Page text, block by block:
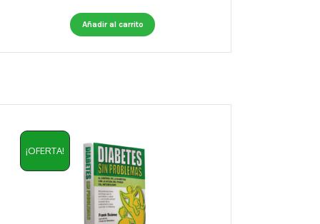
Añadir al carrito
¡OFERTA!